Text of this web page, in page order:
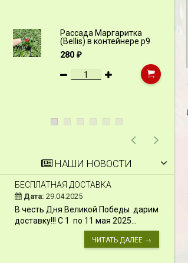
Рассада Маргаритка
(Bellis) в контейнере p9
280₽
НАШИ НОВОСТИ
БЕСПЛАТНАЯ ДОСТАВКА
Дата: 29.04.2025
В честь Дня Великой Победы дарим
доставку!!! С 1 по 11 мая 2025...
ЧИТАТЬ ДАЛЕЕ →